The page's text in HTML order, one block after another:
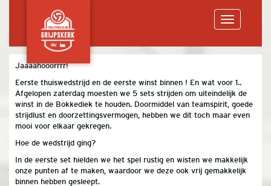
navigation
Jaaaahooorrrr!
Eerste thuiswedstrijd en de eerste winst binnen ! En wat voor 1..
Afgelopen zaterdag moesten we 5 sets strijden om uiteindelijk de
winst in de Bokkediek te houden. Doormiddel van teamspirit, goede
strijdlust en doorzettingsvermogen, hebben we dit toch maar even
mooi voor elkaar gekregen.
Hoe de wedstrijd ging?
In de eerste set hielden we het spel rustig en wisten we makkelijk
onze punten af te maken, waardoor we deze ook vrij gemakkelijk
binnen hebben gesleept.